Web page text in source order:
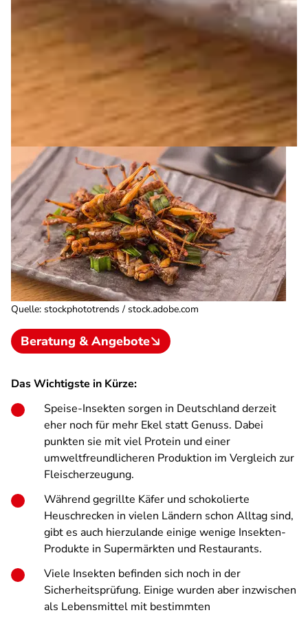
Quelle: stockphototrends / stock.adobe.com
Beratung & Angebote
Das Wichtigste in Kürze:
Speise-Insekten sorgen in Deutschland derzeit
eher noch für mehr Ekel statt Genuss. Dabei
punkten sie mit viel Protein und einer
umweltfreundlicheren Produktion im Vergleich zur
Fleischerzeugung.
Während gegrillte Käfer und schokolierte
Heuschrecken in vielen Ländern schon Alltag sind,
gibt es auch hierzulande einige wenige Insekten-
Produkte in Supermärkten und Restaurants.
Viele Insekten befinden sich noch in der
Sicherheitsprüfung. Einige wurden aber inzwischen
als Lebensmittel mit bestimmten